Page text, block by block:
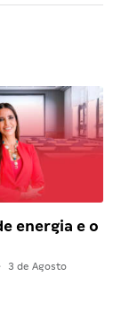
energia e o
3 de Agosto